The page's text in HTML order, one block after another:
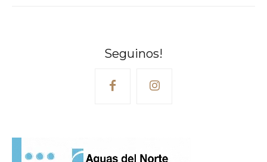
Seguinos!